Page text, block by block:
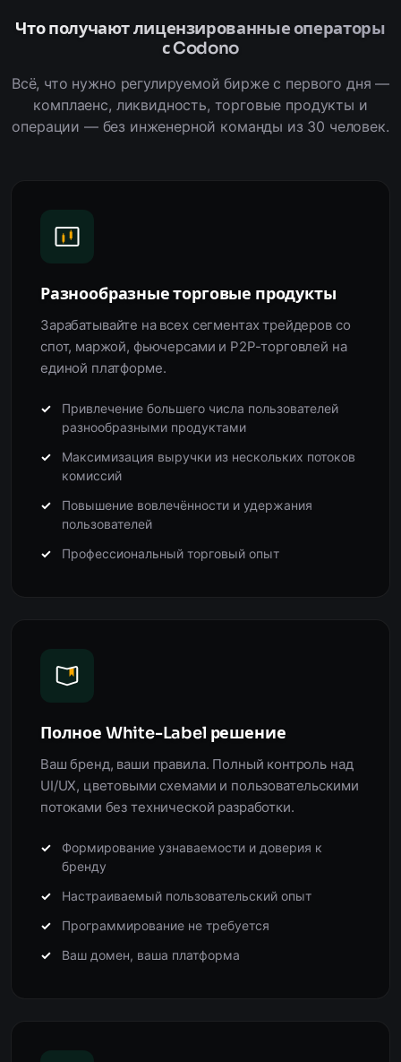
Что получают лицензированные операторы
с Codono
Всё, что нужно регулируемой бирже с первого дня —
комплаенс, ликвидность, торговые продукты и
операции — без инженерной команды из 30 человек.
Разнообразные торговые продукты
Зарабатывайте на всех сегментах трейдеров со
спот, маржой, фьючерсами и P2P-торговлей на
единой платформе.
Привлечение большего числа пользователей
разнообразными продуктами
Максимизация выручки из нескольких потоков
комиссий
Повышение вовлечённости и удержания
пользователей
Профессиональный торговый опыт
Полное White-Label решение
Ваш бренд, ваши правила. Полный контроль над
UI/UX, цветовыми схемами и пользовательскими
потоками без технической разработки.
Формирование узнаваемости и доверия к
бренду
Настраиваемый пользовательский опыт
Программирование не требуется
Ваш домен, ваша платформа